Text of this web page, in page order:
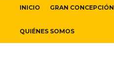
INICIO GRAN CONCEPCIÓN
QUIÉNES SOMOS